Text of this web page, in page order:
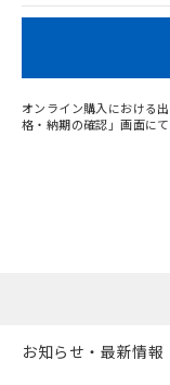
オンライン購入における
格・納期の確認」画面に
お知らせ・最新情報